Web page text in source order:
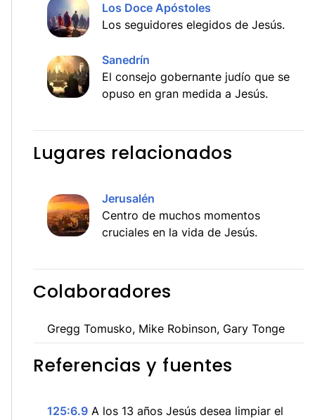
Los Doce Apóstoles
Los seguidores elegidos de Jesús.
Sanedrín
El consejo gobernante judío que se
opuso en gran medida a Jesús.
Lugares relacionados
Jerusalén
Centro de muchos momentos
cruciales en la vida de Jesús.
Colaboradores
Gregg Tomusko, Mike Robinson, Gary Tonge
Referencias y fuentes
125:6.9 A los 13 años Jesús desea limpiar el